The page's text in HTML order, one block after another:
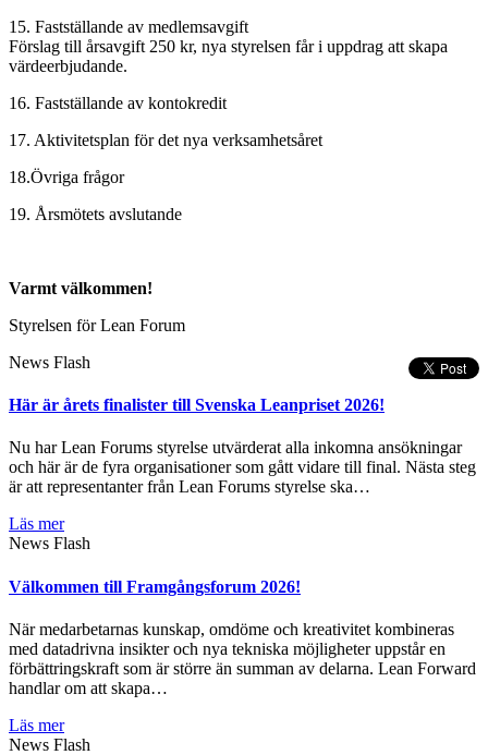
15. Fastställande av medlemsavgift
Förslag till årsavgift 250 kr, nya styrelsen får i uppdrag att skapa
värdeerbjudande.
16. Fastställande av kontokredit
17. Aktivitetsplan för det nya verksamhetsåret
18.Övriga frågor
19. Årsmötets avslutande
Varmt välkommen!
Styrelsen för Lean Forum
News Flash
Här är årets finalister till Svenska Leanpriset 2026!
Nu har Lean Forums styrelse utvärderat alla inkomna ansökningar
och här är de fyra organisationer som gått vidare till final. Nästa steg
är att representanter från Lean Forums styrelse ska…
Läs mer
News Flash
Välkommen till Framgångsforum 2026!
När medarbetarnas kunskap, omdöme och kreativitet kombineras
med datadrivna insikter och nya tekniska möjligheter uppstår en
förbättringskraft som är större än summan av delarna. Lean Forward
handlar om att skapa…
Läs mer
News Flash